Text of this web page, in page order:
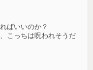
ばいいのか？
こっちは呪われそうだ